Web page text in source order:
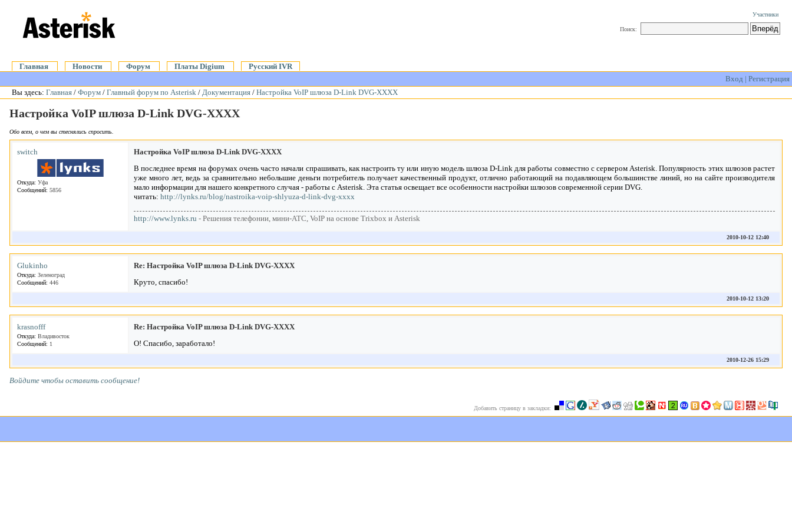
Участники
Поиск:
Главная Новости Форум Платы Digium
Русский IVR
Вход | Регистрация
Вы здесь: Главная / Форум / Главный форум по Asterisk / Документация / Настройка VoIP шлюза D-Link DVG-XXXX
Настройка VoIP шлюза D-Link DVG-XXXX
Обо всем, о чем вы стеснялись спросить.
switch
Откуда: Уфа
Сообщений: 5856
Настройка VoIP шлюза D-Link DVG-XXXX
В последнее время на форумах очень часто начали спрашивать, как настроить ту или иную модель шлюза D-Link для работы совместно с сервером Asterisk. Популярность этих шлюзов растет
уже много лет, ведь за сравнительно небольшие деньги потребитель получает качественный продукт, отлично работающий на подавляющем большинстве линий, но на сайте производителя
мало информации для нашего конкретного случая - работы с Asterisk. Эта статья освещает все особенности настройки шлюзов современной серии DVG.
читать: http://lynks.ru/blog/nastroika-voip-shlyuza-d-link-dvg-xxxx
http://www.lynks.ru - Решения телефонии, мини-АТС, VoIP на основе Trixbox и Asterisk
2010-10-12 12:40
Glukinho
Откуда: Зеленоград
Сообщений: 446
Re: Настройка VoIP шлюза D-Link DVG-XXXX
Круто, спасибо!
2010-10-12 13:20
krasnofff
Откуда: Владивосток
Сообщений: 1
Re: Настройка VoIP шлюза D-Link DVG-XXXX
О! Спасибо, заработало!
2010-12-26 15:29
Войдите чтобы оставить сообщение!
Добавить страницу в закладки: